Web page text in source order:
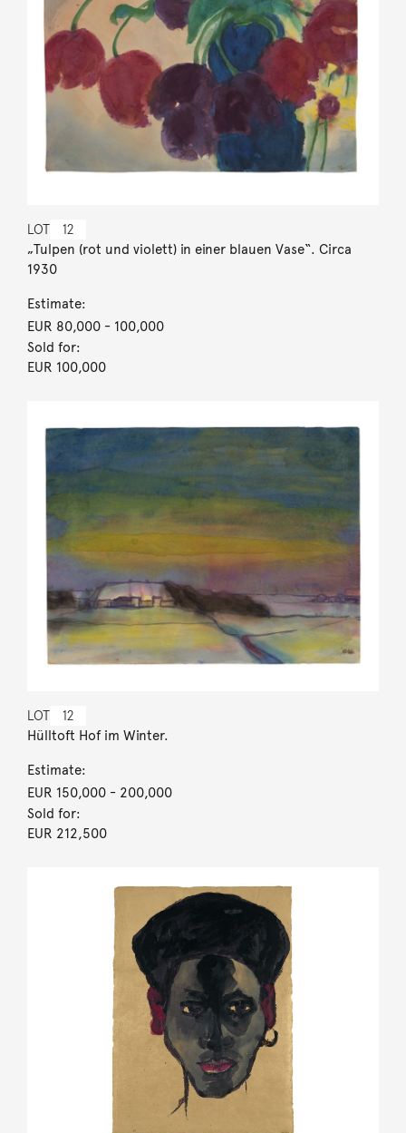
LOT 12
„Tulpen (rot und violett) in einer blauen Vase“. Circa
1930
Estimate:
EUR 80,000- 100,000
Sold for:
EUR 100,000
LOT 12
Hülltoft Hof im Winter.
Estimate:
EUR 150,000- 200,000
Sold for:
EUR 212,500